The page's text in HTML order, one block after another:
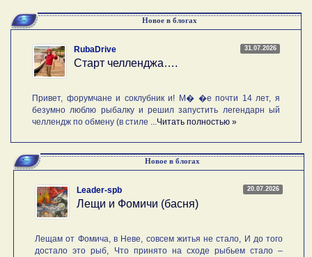
Новое в блогах
31.07.2026
RubaDrive
Старт челленджа….
Привет, форумчане и соклубник и! М� �е почти 14 лет, я
безумно люблю рыбалку и решил запустить легендарн ый
челлендж по обмену (в стиле ...Читать полностью »
Новое в блогах
20.07.2026
Leader-spb
Лещи и Фомичи (басня)
Лещам от Фомича, в Неве, совсем житья не стало, И до того
достало это рыб, Что принято на сходе рыбьем стало –